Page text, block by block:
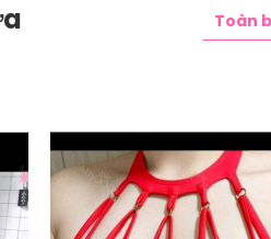
Toàn